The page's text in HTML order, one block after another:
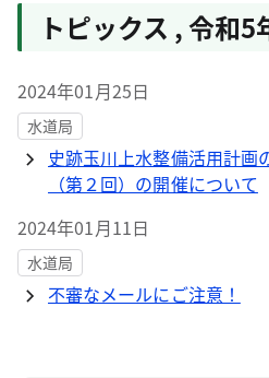
トピックス ,令和5
2024年01月25日
水道局
史跡玉川上水整備活用計画
（第２回）の開催について
2024年01月11日
水道局
不審なメールにご注意！